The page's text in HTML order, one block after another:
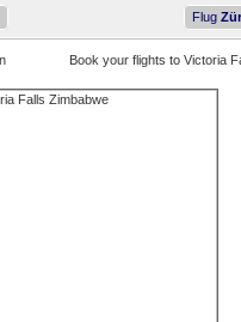
Flug